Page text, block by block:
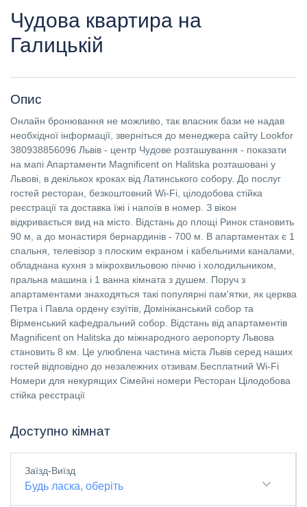
Чудова квартира на
Галицькій
Опис
Онлайн бронювання не можливо, так власник бази не надав
необхідної інформації, зверніться до менеджера сайту Lookfor
380938856096 Львів - центр Чудове розташування - показати
на мапі Апартаменти Magnificent on Halitska розташовані у
Львові, в декількох кроках від Латинського собору. До послуг
гостей ресторан, безкоштовний Wi-Fi, цілодобова стійка
реєстрації та доставка їжі і напоїв в номер. З вікон
відкривається вид на місто. Відстань до площі Ринок становить
90 м, а до монастиря бернардинів - 700 м. В апартаментах є 1
спальня, телевізор з плоским екраном і кабельними каналами,
обладнана кухня з мікрохвильовою піччю і холодильником,
пральна машина і 1 ванна кімната з душем. Поруч з
апартаментами знаходяться такі популярні пам'ятки, як церква
Петра і Павла ордену єзуїтів, Домініканський собор та
Вірменський кафедральний собор. Відстань від апартаментів
Magnificent on Halitska до міжнародного аеропорту Львова
становить 8 км. Це улюблена частина міста Львів серед наших
гостей відповідно до незалежних отзивам.Бесплатний Wi-Fi
Номери для некурящих Сімейні номери Ресторан Цілодобова
стійка реєстрації
Доступно кімнат
Заїзд-Виїзд
Будь ласка, оберіть